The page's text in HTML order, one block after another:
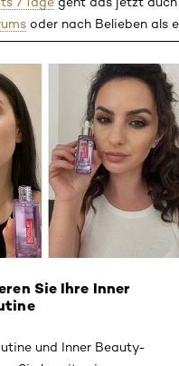
oder nach Belieben als
Sie Ihre Inner
und Inner Beauty-